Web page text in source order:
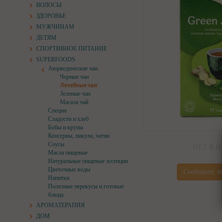
ВОЛОСЫ
ЗДОРОВЬЕ
МУЖЧИНАМ
ДЕТЯМ
СПОРТИВНОЕ ПИТАНИЕ
SUPERFOODS
Аюрведические чаи
Черные чаи
Лечебные чаи
Зеленые чаи
Масала чай
Специи
Сладости и хлеб
Бобы и крупы
Консервы, пикули, чатни
Соусы
Масла пищевые
Натуральные пищевые эссенции
Цветочные воды
Напитки
Полезные перекусы и готовые
блюда
АРОМАТЕРАПИЯ
ДОМ
НЕТ В
Сообщите,